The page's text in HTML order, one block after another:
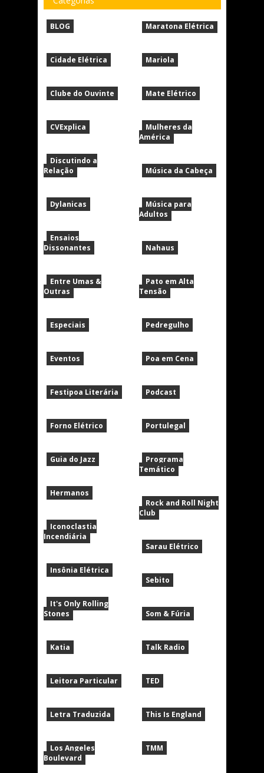
BLOG
Cidade Elétrica
Clube do Ouvinte
CVExplica
Discutindo a
Relação
Dylanicas
Ensaios
Dissonantes
Entre Umas &
Outras
Especiais
Eventos
Festipoa Literária
Forno Elétrico
Guia do Jazz
Hermanos
Iconoclastia
Incendiária
Insônia Elétrica
It's Only Rolling
Stones
Katia
Leitora Particular
Letra Traduzida
Los Angeles
Boulevard
Maratona Elétrica
Mariola
Mate Elétrico
Mulheres da
América
Música da Cabeça
Música para
Adultos
Nahaus
Pato em Alta
Tensão
Pedregulho
Poa em Cena
Podcast
Portulegal
Programa
Temático
Rock and Roll Night
Club
Sarau Elétrico
Sebito
Som & Fúria
Talk Radio
TED
This Is England
TMM